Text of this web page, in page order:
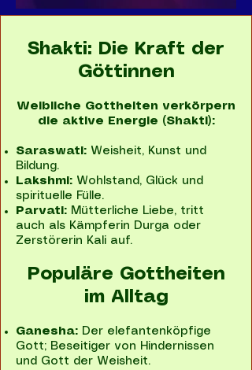
Shakti: Die Kraft der
Göttinnen
Weibliche Gottheiten verkörpern
die aktive Energie (Shakti):
Saraswati: Weisheit, Kunst und
Bildung.
Lakshmi: Wohlstand, Glück und
spirituelle Fülle.
Parvati: Mütterliche Liebe, tritt
auch als Kämpferin Durga oder
Zerstörerin Kali auf.
Populäre Gottheiten
im Alltag
Ganesha: Der elefantenköpfige
Gott; Beseitiger von Hindernissen
und Gott der Weisheit.